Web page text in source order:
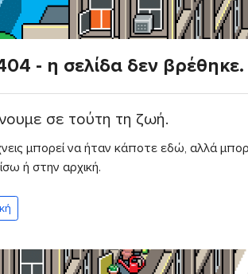
- η σελίδα δεν βρέθηκε.
σε τούτη τη ζωή.
μπορεί να ήταν κάποτε εδώ, αλλά
ή στην αρχική.